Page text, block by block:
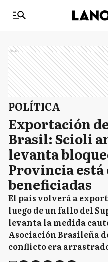
Ads
POLÍTICA
Exportación
Brasil: Scioli
levanta
Provincia está
beneficiadas
El país volverá a
luego de un fallo del
levanta la medida
Asociación Brasileña
conflicto era arrastrado